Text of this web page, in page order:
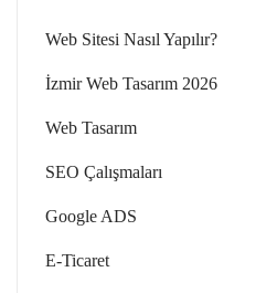
Web Sitesi Nasıl Yapılır?
İzmir Web Tasarım 2026
Web Tasarım
SEO Çalışmaları
Google ADS
E-Ticaret